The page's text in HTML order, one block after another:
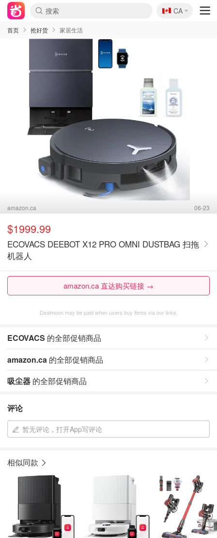
🇨🇦
CA
首页 抢好货 家居生活
amazon.ca 06-23
$1999.99
ECOVACS DEEBOT X12 PRO OMNI DUSTBAG 扫拖
机器人
amazon.ca 直达购买链接 →
Dealmoon may be paid when users buy items via our links.
ECOVACS 的全部促销商品
amazon.ca 的全部促销商品
吸尘器 的全部促销商品
评论
暂无评论，打开App写评论
相似同款